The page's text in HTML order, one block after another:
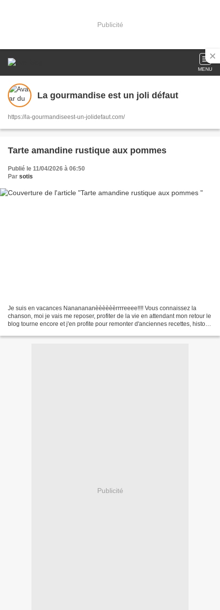
Publicité
MENU
La gourmandise est un joli défaut
https://la-gourmandiseest-un-jolidefaut.com/
Tarte amandine rustique aux pommes
Publié le 11/04/2026 à 06:50
Par sotis
Je suis en vacances Nananananèèèèèèrrrreeee!!!! Vous connaissez la
chanson, moi je vais me reposer, profiter de la vie en attendant mon retour le
blog tourne encore et j'en profite pour remonter d'anciennes recettes, histoire
Publicité